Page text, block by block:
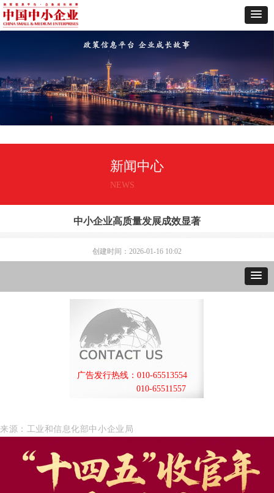
新闻中心
NEWS
广告发行热线：010-65513554
010-65511557
中小企业高质量发展成效显著
创建时间： 2026-01-16 10:02
来源：工业和信息化部中小企业局